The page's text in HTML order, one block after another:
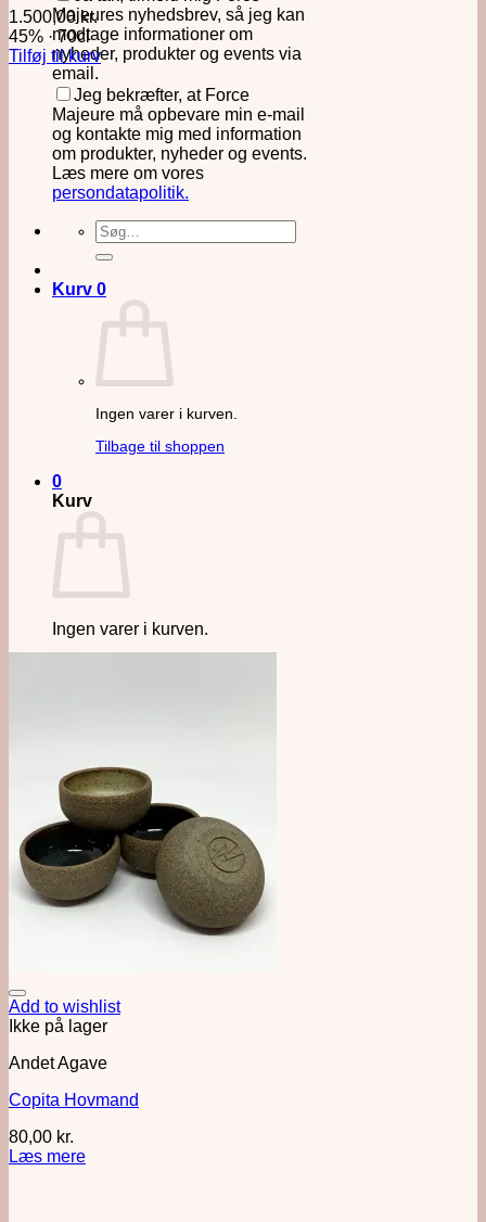
Majeures nyhedsbrev, så jeg kan
modtage informationer om
nyheder, produkter og events via
email.
Jeg bekræfter, at Force
Majeure må opbevare min e-mail
og kontakte mig med information
om produkter, nyheder og events.
Læs mere om vores
persondatapolitik.
Søg
efter:
Kurv 0
Ingen varer i kurven.
Tilbage til shoppen
0
Kurv
Ingen varer i kurven.
1.500,00kr.
45% ·70cl
Tilføj til kurv
Add to wishlist
Ikke på lager
Andet Agave
Copita Hovmand
80,00 kr.
Læs mere